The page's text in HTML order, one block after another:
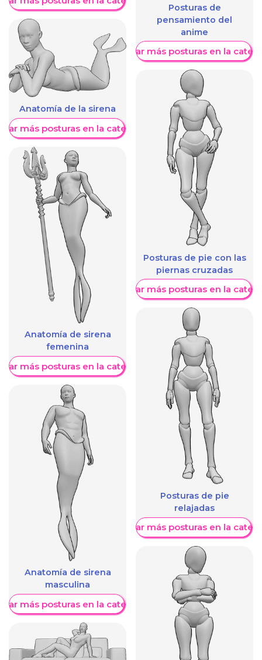
Anatomía de la sirena
más posturas en la categoría
Anatomía de sirena
femenina
más posturas en la categoría
Anatomía de sirena
masculina
más posturas en la categoría
Posturas de
pensamiento del
anime
Mostrar más posturas en la
Posturas de pie con las
piernas cruzadas
Mostrar más posturas en la
Posturas de pie
relajadas
Mostrar más posturas en la